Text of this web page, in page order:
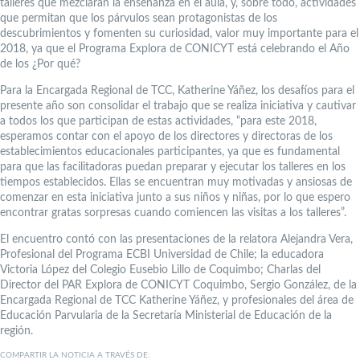
talleres que mezclaran la enseñanza en el aula, y, sobre todo, actividades
que permitan que los párvulos sean protagonistas de los
descubrimientos y fomenten su curiosidad, valor muy importante para el
2018, ya que el Programa Explora de CONICYT está celebrando el Año
de los ¿Por qué?
Para la Encargada Regional de TCC, Katherine Yáñez, los desafíos para el
presente año son consolidar el trabajo que se realiza iniciativa y cautivar
a todos los que participan de estas actividades, “para este 2018,
esperamos contar con el apoyo de los directores y directoras de los
establecimientos educacionales participantes, ya que es fundamental
para que las facilitadoras puedan preparar y ejecutar los talleres en los
tiempos establecidos. Ellas se encuentran muy motivadas y ansiosas de
comenzar en esta iniciativa junto a sus niños y niñas, por lo que espero
encontrar gratas sorpresas cuando comiencen las visitas a los talleres”.
El encuentro contó con las presentaciones de la relatora Alejandra Vera,
Profesional del Programa ECBI Universidad de Chile; la educadora
Victoria López del Colegio Eusebio Lillo de Coquimbo; Charlas del
Director del PAR Explora de CONICYT Coquimbo, Sergio González, de la
Encargada Regional de TCC Katherine Yáñez, y profesionales del área de
Educación Parvularia de la Secretaría Ministerial de Educación de la
región.
COMPARTIR LA NOTICIA A TRAVÉS DE: